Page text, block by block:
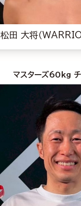
松田 大将（
マスターズ60kg チ